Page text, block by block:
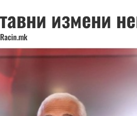
измени
Racin.mk